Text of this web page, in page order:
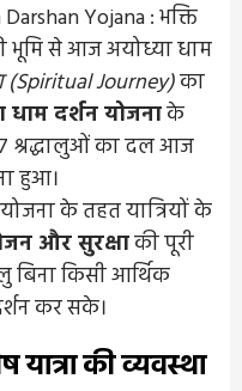
Yojana : भक्ति
भूमि से आज अयोध्या धाम
(Spiritual Journey)का
धाम दर्शन योजनाके
श्रद्धालुओं का दल आज
हुआ।
के तहत यात्रियों के
और सुरक्षाकी पूरी
बिना किसी आर्थिक
कर सके।
की व्यवस्था